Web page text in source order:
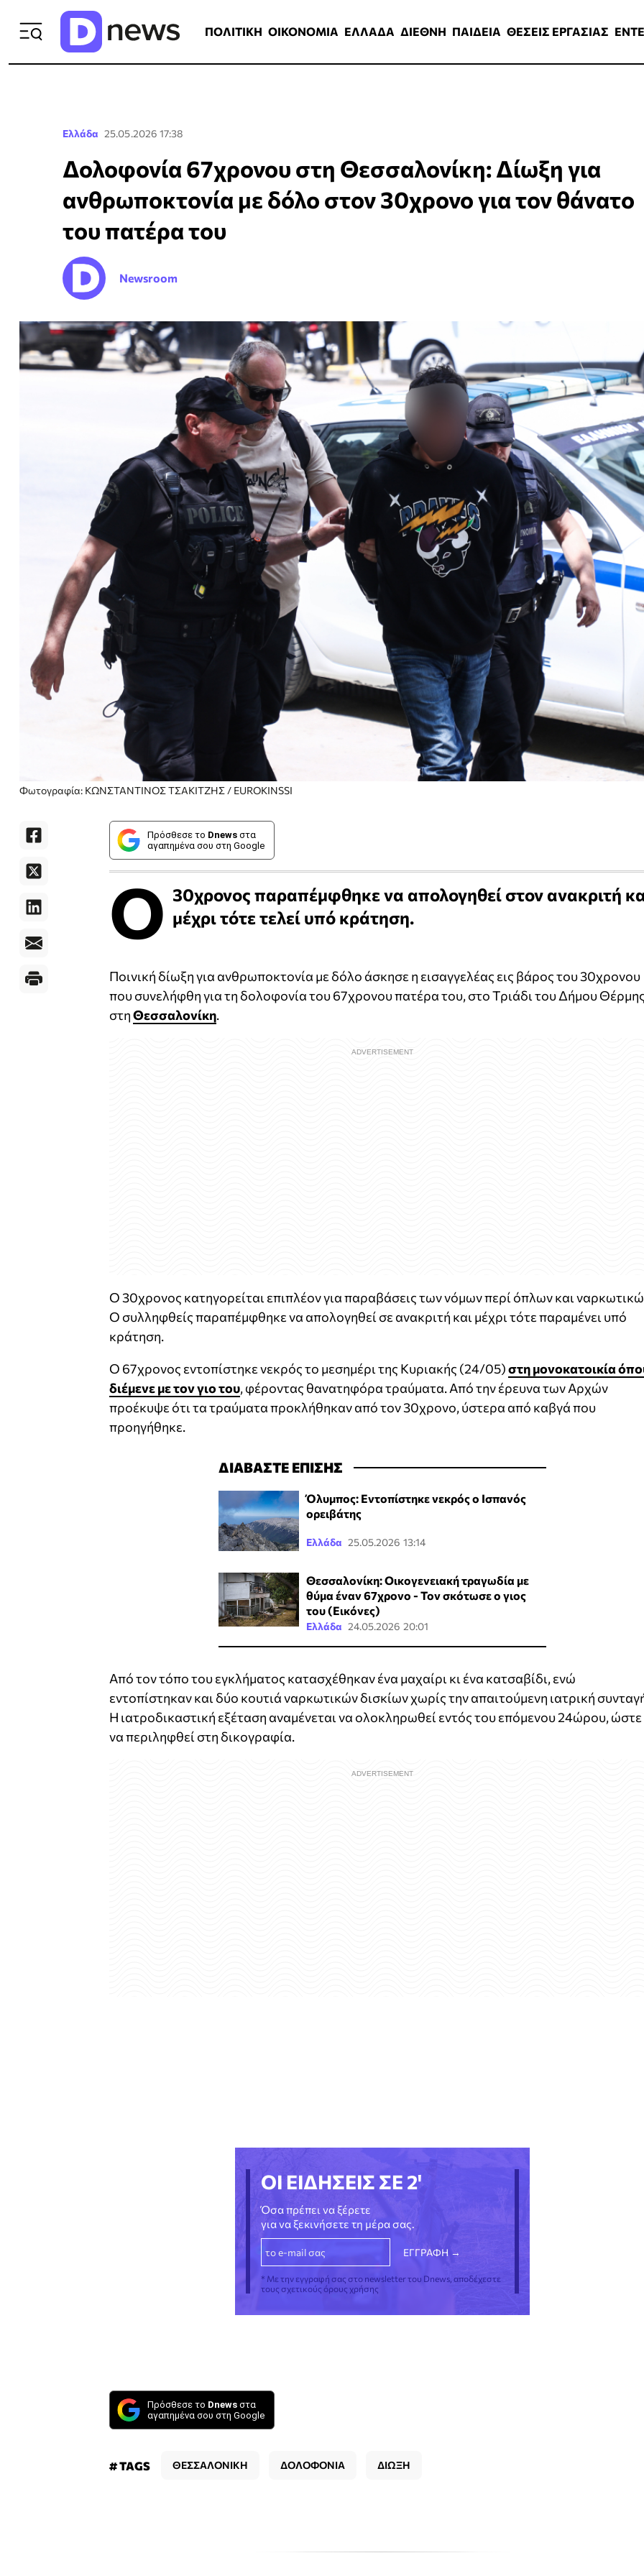
ΠΟΛΙΤΙΚΗ ΟΙΚΟΝΟΜΙΑ ΕΛΛΑΔΑ ΔΙΕΘΝΗ ΠΑΙΔΕΙΑ ΘΕΣΕΙΣ ΕΡΓΑΣΙΑΣ
Ελλάδα 25.05.2026 17:38
Δολοφονία 67χρονου στη Θεσσαλονίκη: Δίωξη για
ανθρωποκτονία με δόλο στον 30χρονο για τον θάνατο
του πατέρα του
Newsroom
Φωτογραφία: ΚΩΝΣΤΑΝΤΙΝΟΣ ΤΣΑΚΙΤΖΗΣ / EUROKINSSI
Πρόσθεσε το Dnews στα
αγαπημένα σου στη Google
Ο 30χρονος παραπέμφθηκε να απολογηθεί στον ανακριτή
μέχρι τότε τελεί υπό κράτηση.
Ποινική δίωξη για ανθρωποκτονία με δόλο άσκησε η εισαγγελέας εις βάρος του 30χρονου
που συνελήφθη για τη δολοφονία του 67χρονου πατέρα του, στο Τριάδι του Δήμου
στηΘεσσαλονίκη.
Ο 30χρονος κατηγορείται επιπλέον για παραβάσεις των νόμων περί όπλων και
Ο συλληφθείς παραπέμφθηκε να απολογηθεί σε ανακριτή και μέχρι τότε παραμένει υπό
κράτηση.
Ο 67χρονος εντοπίστηκε νεκρός το μεσημέρι της Κυριακής (24/05)στη μονοκατοικία
διέμενε με τον γιο του, φέροντας θανατηφόρα τραύματα. Από την έρευνα των Αρχών
προέκυψε ότι τα τραύματα προκλήθηκαν από τον 30χρονο, ύστερα από καβγά που
προηγήθηκε.
ΔΙΑΒΑΣΤΕ ΕΠΙΣΗΣ
Όλυμπος: Εντοπίστηκε νεκρός ο Ισπανός
ορειβάτης
Ελλάδα 25.05.2026 13:14
Θεσσαλονίκη: Οικογενειακή τραγωδία με
θύμα έναν 67χρονο - Τον σκότωσε ο γιος
του (Εικόνες)
Ελλάδα 24.05.2026 20:01
Από τον τόπο του εγκλήματος κατασχέθηκαν ένα μαχαίρι κι ένα κατσαβίδι, ενώ
εντοπίστηκαν και δύο κουτιά ναρκωτικών δισκίων χωρίς την απαιτούμενη ιατρική
Η ιατροδικαστική εξέταση αναμένεται να ολοκληρωθεί εντός του επόμενου 24ώρου, ώστε
να περιληφθεί στη δικογραφία.
ΟΙ ΕΙΔΗΣΕΙΣ ΣΕ 2'
Όσα πρέπει να ξέρετε
για να ξεκινήσετε τη μέρα σας.
* Με την εγγραφή σας στο newsletter του Dnews, αποδέχεστε
τους σχετικούς όρους χρήσης
Πρόσθεσε το Dnews στα
αγαπημένα σου στη Google
# TAGS ΘΕΣΣΑΛΟΝΙΚΗ ΔΟΛΟΦΟΝΙΑ ΔΙΩΞΗ